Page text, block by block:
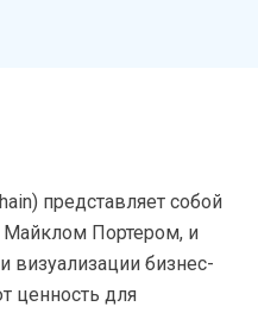
представляет собой
Портером, и
визуализации бизнес-
ценность для